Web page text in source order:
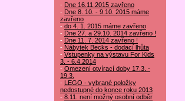
- Dne 16.11.2015 zavřeno
- Dne 8. 10. - 9.10. 2015 máme
zavřeno
- do 4. 1. 2015 máme zavřeno
- Dne 27. a 29.10. 2014 zavřeno !
- Dne 11. 7. 2014 zavřeno !
- Nábytek Becks - dodací lhůta
- Vstupenky na výstavu For Kids
3. - 6.4.2014
- Omezení otvírací doby 17.3. -
19.3.
- LEGO - vybrané položky
nedostupné do konce roku 2013
- 8.11. není možný osobní odběr